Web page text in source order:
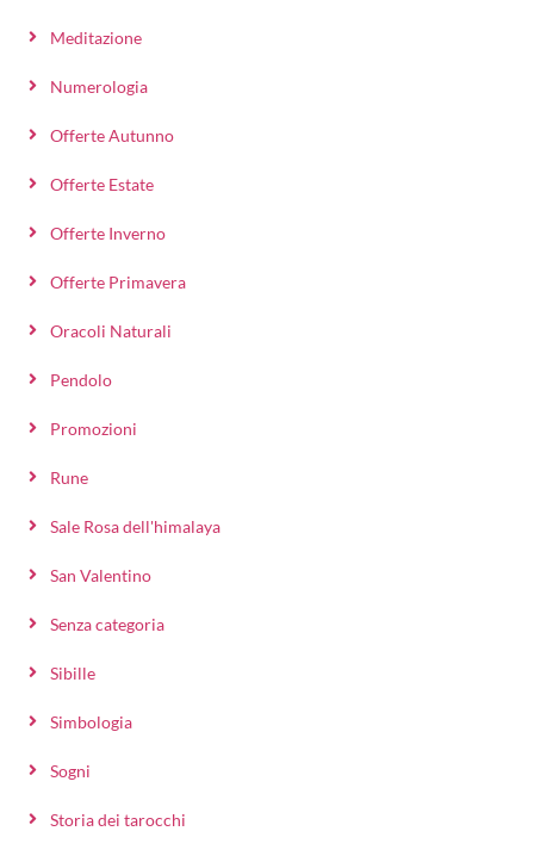
Meditazione
Numerologia
Offerte Autunno
Offerte Estate
Offerte Inverno
Offerte Primavera
Oracoli Naturali
Pendolo
Promozioni
Rune
Sale Rosa dell'himalaya
San Valentino
Senza categoria
Sibille
Simbologia
Sogni
Storia dei tarocchi